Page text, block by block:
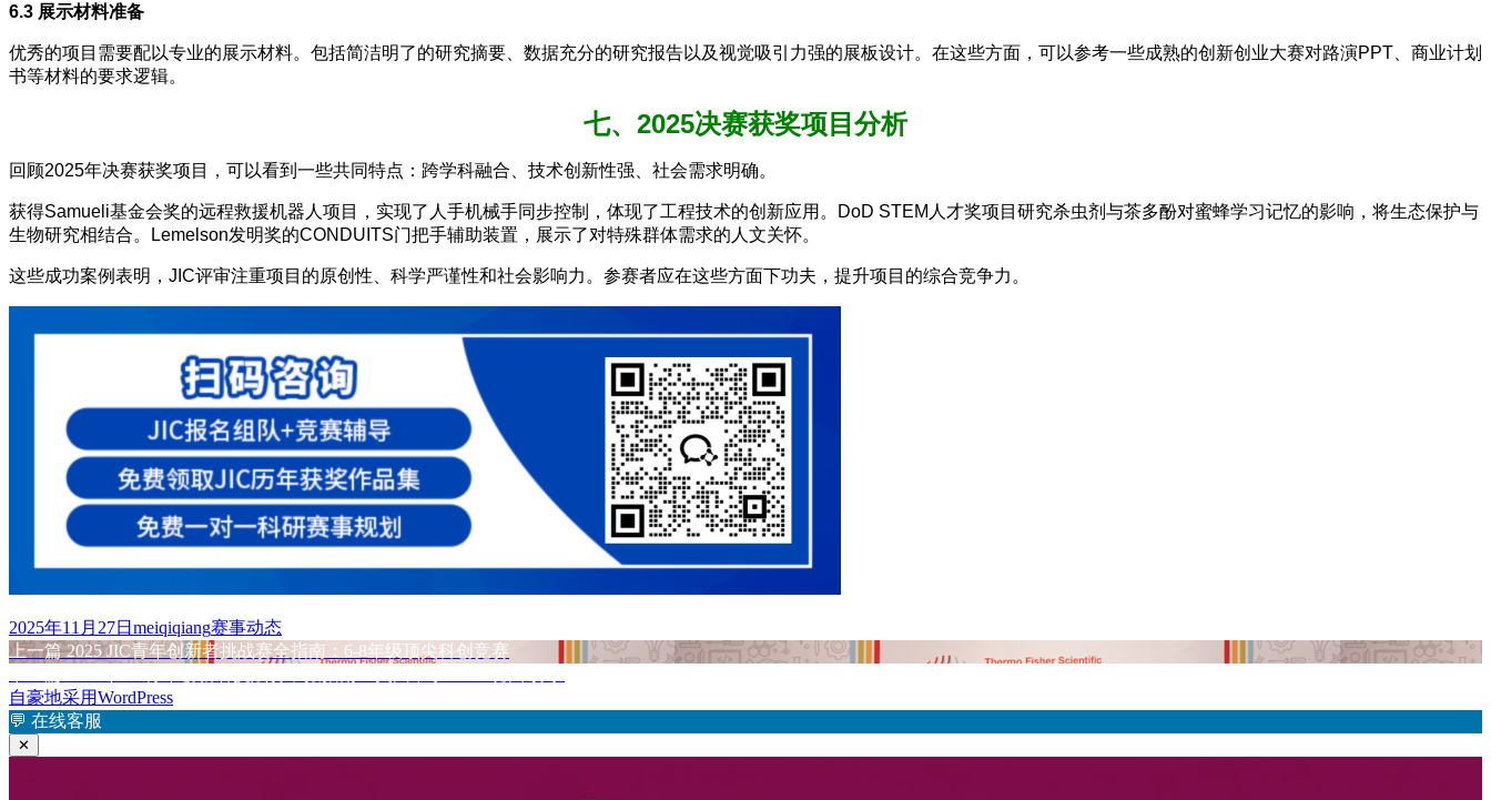
6.3 展示材料准备
优秀的项目需要配以专业的展示材料。包括简洁明了的研究摘要、数据充分的研究报告以及视觉吸引力强的展板设计。在这些方面，可以参考一些成熟的创新创业大赛对路演PPT、商业计划
书等材料的要求逻辑。
七、2025决赛获奖项目分析
回顾2025年决赛获奖项目，可以看到一些共同特点：跨学科融合、技术创新性强、社会需求明确。
获得Samueli基金会奖的远程救援机器人项目，实现了人手机械手同步控制，体现了工程技术的创新应用。DoD STEM人才奖项目研究杀虫剂与茶多酚对蜜蜂学习记忆的影响，将生态保护与
生物研究相结合。Lemelson发明奖的CONDUITS门把手辅助装置，展示了对特殊群体需求的人文关怀。
这些成功案例表明，JIC评审注重项目的原创性、科学严谨性和社会影响力。参赛者应在这些方面下功夫，提升项目的综合竞争力。
发
布
2025年11月27日 作
者
meiqiqiang分
类
赛事动态
文
章
导
航
上一篇 上
文
章：
2025 JIC青年创新者挑战赛全指南：6-8年级顶尖科创竞赛
篇
文
自豪地采用WordPress
💬 在线客服
✕